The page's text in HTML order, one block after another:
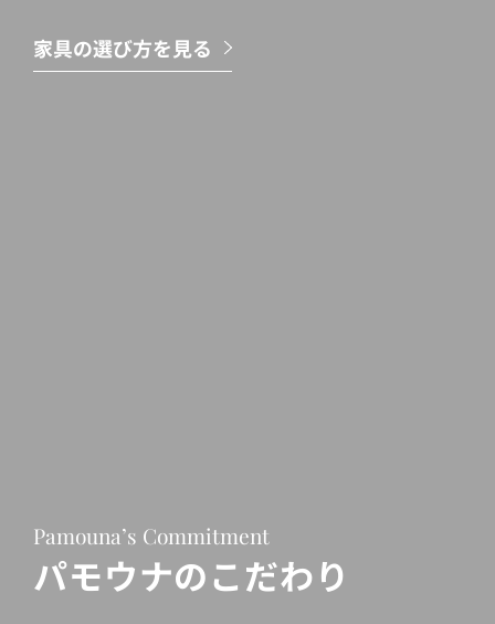
家具の選び方を見る
Pamouna’s Commitment
パモウナのこだわり